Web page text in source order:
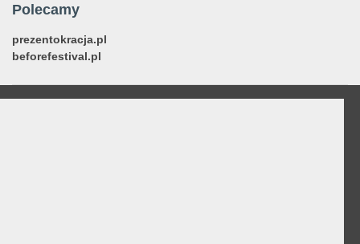
Polecamy
prezentokracja.pl
beforefestival.pl